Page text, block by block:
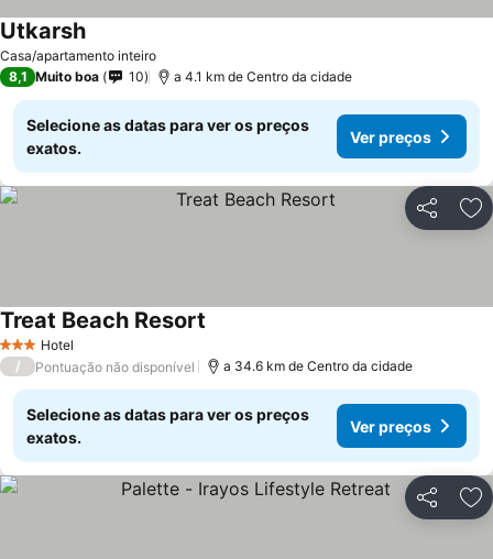
Casa/apartamento inteiro
UtkarshVer preços
8,1 Muito boa 10 a 4.1 km de Centro da cidade
Selecione as datas para ver os preços
exatos.
Ver preços
Partilhar
3 EstrelasHotel
Treat Beach Resort
/ Pontuação não disponível a 34.6 km de Centro da cidade
Selecione as datas para ver os preços
exatos.
Ver preços
Partilhar